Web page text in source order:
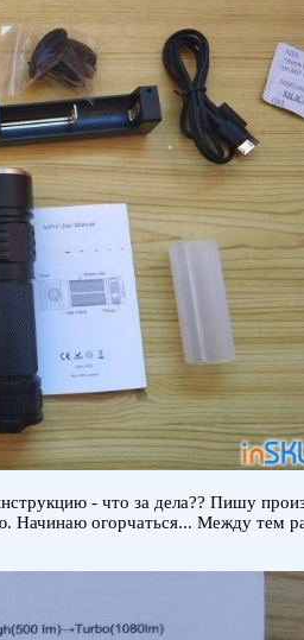
- что за дела?? Пишу
Начинаю огорчаться... Между тем